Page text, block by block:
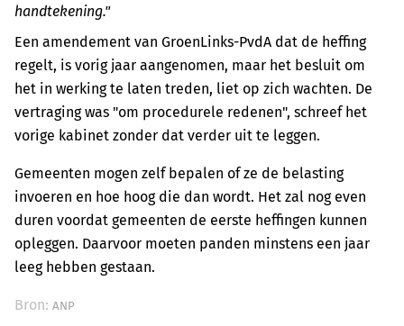
handtekening."
Een amendement van GroenLinks-PvdA dat de heffing
regelt, is vorig jaar aangenomen, maar het besluit om
het in werking te laten treden, liet op zich wachten. De
vertraging was "om procedurele redenen", schreef het
vorige kabinet zonder dat verder uit te leggen.
Gemeenten mogen zelf bepalen of ze de belasting
invoeren en hoe hoog die dan wordt. Het zal nog even
duren voordat gemeenten de eerste heffingen kunnen
opleggen. Daarvoor moeten panden minstens een jaar
leeg hebben gestaan.
Bron: ANP